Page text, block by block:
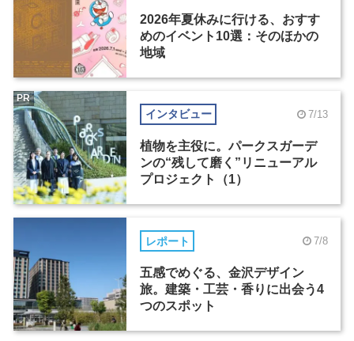
2026年夏休みに行ける、おすす
めのイベント10選：そのほかの
地域
インタビュー 7/13
植物を主役に。パークスガーデ
ンの“残して磨く”リニューアル
プロジェクト（1）
PR
レポート 7/8
五感でめぐる、金沢デザイン
旅。建築・工芸・香りに出会う4
つのスポット